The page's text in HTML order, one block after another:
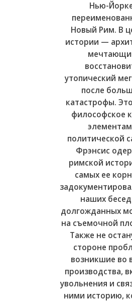
Нью-
Новый Рим. В
истории —
утопический
после
катастрофы.
философское
политической
Фрэнсис
римской
самых ее
наших
долгожданных
на съемочной
Также не
стороне
возникшие во
производства,
увольнения и
ними историю,